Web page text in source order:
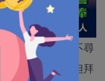
強調，美國並不尋
集團的世界，但拜